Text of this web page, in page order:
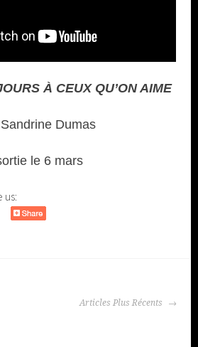
À CEUX QU’ON AIME
Dumas
le 6 mars
us:
Articles Plus Récents